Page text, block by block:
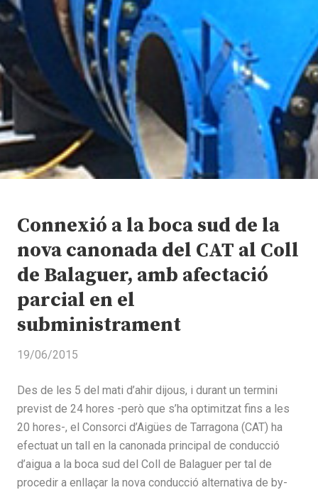
Connexió a la boca sud de la
nova canonada del CAT al Coll
de Balaguer, amb afectació
parcial en el
subministrament
19/06/2015
Des de les 5 del mati d’ahir dijous, i durant un termini
previst de 24 hores -però que s’ha optimitzat fins a les
20 hores-, el Consorci d’Aigües de Tarragona (CAT) ha
efectuat un tall en la canonada principal de conducció
d’aigua a la boca sud del Coll de Balaguer per tal de
procedir a enllaçar la nova conducció alternativa de by-